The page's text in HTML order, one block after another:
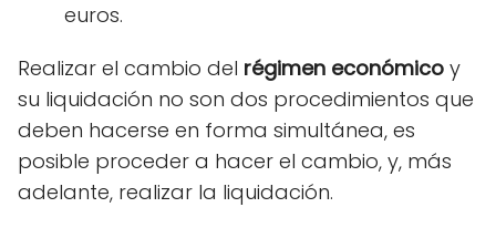
euros.
Realizar el cambio del régimen económico y
su liquidación no son dos procedimientos que
deben hacerse en forma simultánea, es
posible proceder a hacer el cambio, y, más
adelante, realizar la liquidación.